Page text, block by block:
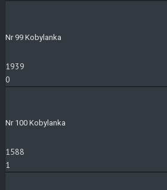
Nr 99 Kobylanka
1939
0
Nr 100 Kobylanka
1588
1